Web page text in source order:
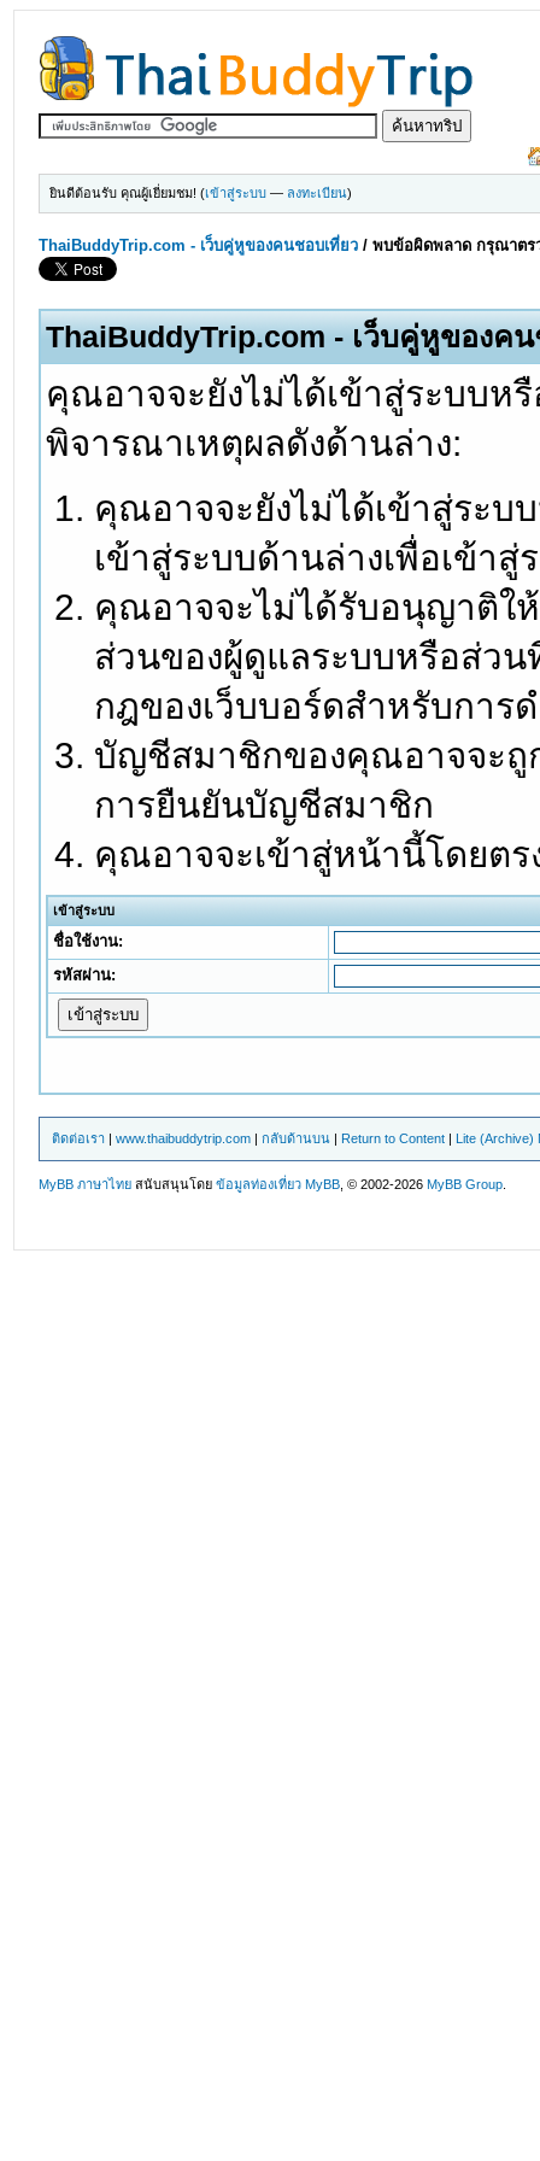
ยินดีต้อนรับ คุณผู้เยี่ยมชม! (เข้าสู่ระบบ — ลงทะเบียน)
ThaiBuddyTrip.com - เว็บคู่หูของคนชอบเที่ยว /พบข้อผิดพลาด กรุณาตร
ThaiBuddyTrip.com - เว็บคู่หูของค
คุณอาจจะยังไม่ได้เข้าสู่ระบบ
พิจารณาเหตุผลดังด้านล่าง:
คุณอาจจะยังไม่ได้เข้าสู่ระบ
เข้าสู่ระบบด้านล่างเพื่อเข้า
คุณอาจจะไม่ได้รับอนุญาติใ
ส่วนของผู้ดูแลระบบหรือส่ว
กฎของเว็บบอร์ดสำหรับการ
บัญชีสมาชิกของคุณอาจจะถู
การยืนยันบัญชีสมาชิก
คุณอาจจะเข้าสู่หน้านี้โดยต
เข้าสู่ระบบ
ชื่อใช้งาน:
รหัสผ่าน:
ติดต่อเรา |www.thaibuddytrip.com |กลับด้านบน | Return to Content | Lite (Archive)
MyBB ภาษาไทย สนับสนุนโดยข้อมูลท่องเที่ยว MyBB , © 2002-2026MyBB Group